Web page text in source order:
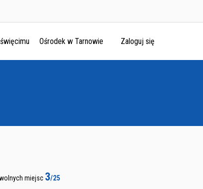
Ośrodek w Tarnowie Zaloguj się
miejsc 3/25